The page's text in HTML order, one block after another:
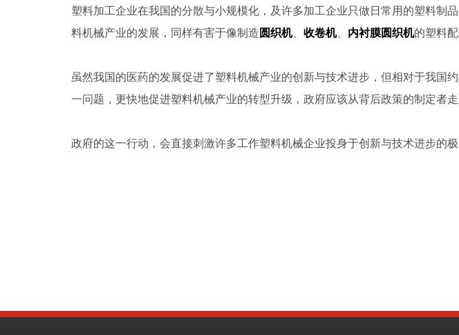
塑料加工企业在我国的分散与小规模化，及许多加工企业只做日常用的塑料制
料机械产业的发展，同样有害于像制造 圆织机、收卷机、 内衬膜圆织机的塑料
虽然我国的医药的发展促进了塑料机械产业的创新与技术进步，但相对于我国约
一问题，更快地促进塑料机械产业的转型升级，政府应该从背后政策的制定者
政府的这一行动，会直接刺激许多工作塑料机械企业投身于创新与技术进步的